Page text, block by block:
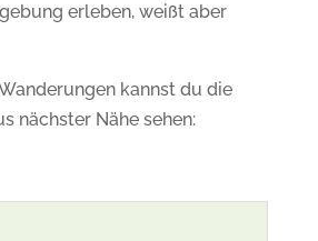
erleben, weißt aber
kannst du die
nächster Nähe sehen: